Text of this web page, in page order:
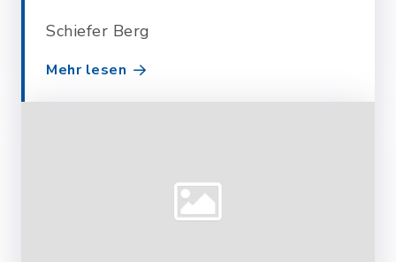
Schiefer Berg
Mehr lesen